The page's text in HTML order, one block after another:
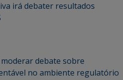
irá debater resultados
debate sobre
no ambiente regulatório